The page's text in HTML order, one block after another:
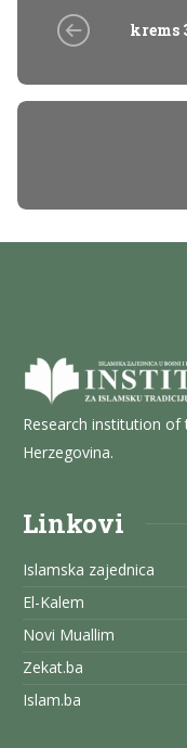
krems
Research institution of
Herzegovina.
Linkovi
Islamska zajednica
El-Kalem
Novi Muallim
Zekat.ba
Islam.ba